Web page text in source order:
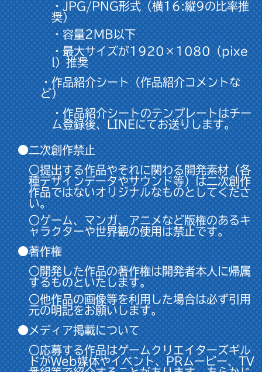
・JPG/PNG形式（横16:縦9の比率推
奨）
・容量2MB以下
・最大サイズが1920×1080（pixe
l）推奨
・作品紹介シート（作品紹介コメントな
ど）
・作品紹介シートのテンプレートはチー
ム登録後、LINEにてお送りします。
●二次創作禁止
○提出する作品やそれに関わる開発素材（各
種デザインデータやサウンド等）は二次創作
作品ではないオリジナルなものとしてくださ
い。
○ゲーム、マンガ、アニメなど版権のあるキ
ャラクターや世界観の使用は禁止です。
●著作権
○開発した作品の著作権は開発者本人に帰属
するものといたします。
○他作品の画像等を利用した場合は必ず引用
元の明記をお願いします。
●メディア掲載について
○応募する作品はゲームクリエイターズギル
ドがWeb媒体やイベント、PRムービー、TV